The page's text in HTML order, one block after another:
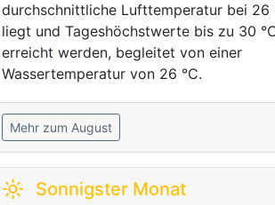
durchschnittliche Lufttemperatur bei 26
liegt und Tageshöchstwerte bis zu 30
erreicht werden, begleitet von einer
Wassertemperatur von 26 °C.
Mehr zum August
Sonnigster Monat